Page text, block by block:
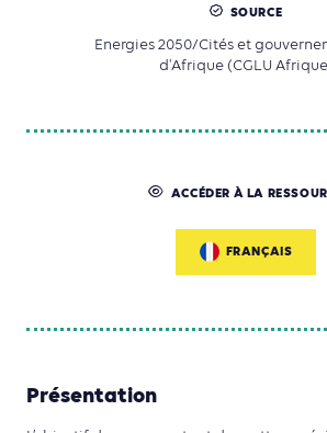
SOURCE
Energies 2050/Cités et
d'Afrique (CGLU
ACCÉDER À LA
FRANÇAIS
Présentation